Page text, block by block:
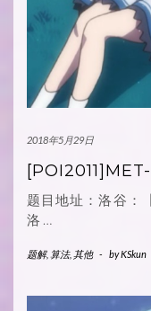
2018年5月29日
题目地址：洛谷：
洛 …
题解, 算法, 其他 - byKSkun